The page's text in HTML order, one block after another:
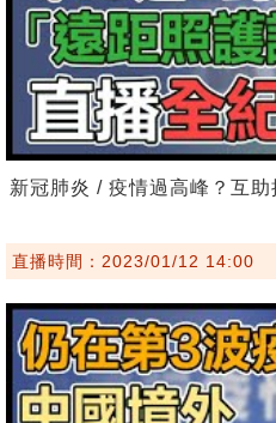
新冠肺炎 / 疫情過高峰？互助
直播時間：2023/01/12 14:00